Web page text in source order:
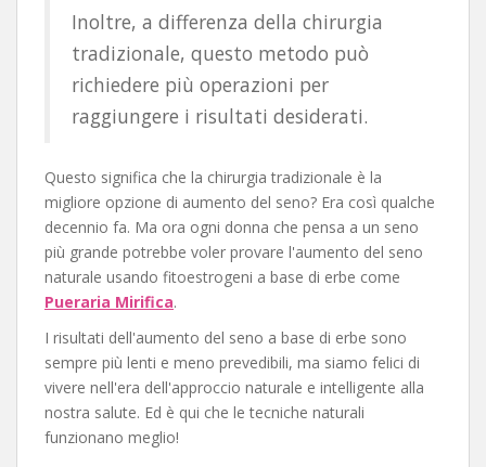
Inoltre, a differenza della chirurgia
tradizionale, questo metodo può
richiedere più operazioni per
raggiungere i risultati desiderati.
Questo significa che la chirurgia tradizionale è la
migliore opzione di aumento del seno? Era così qualche
decennio fa. Ma ora ogni donna che pensa a un seno
più grande potrebbe voler provare l'aumento del seno
naturale usando fitoestrogeni a base di erbe come
Pueraria Mirifica.
I risultati dell'aumento del seno a base di erbe sono
sempre più lenti e meno prevedibili, ma siamo felici di
vivere nell'era dell'approccio naturale e intelligente alla
nostra salute. Ed è qui che le tecniche naturali
funzionano meglio!